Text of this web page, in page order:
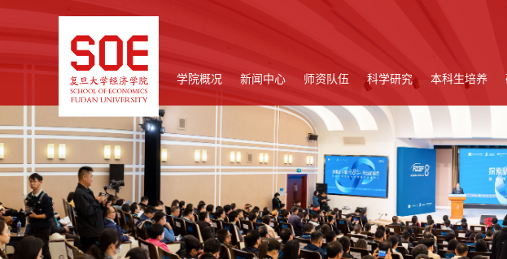
学院概况 新闻中心 师资队伍 科学研究 本科生培养